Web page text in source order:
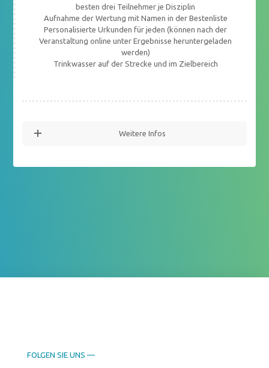
besten drei Teilnehmer je Disziplin
Aufnahme der Wertung mit Namen in der Bestenliste
Personalisierte Urkunden für jeden (können nach der
Veranstaltung online unter Ergebnisse heruntergeladen
werden)
Trinkwasser auf der Strecke und im Zielbereich
Weitere Infos
FOLGEN SIE UNS —